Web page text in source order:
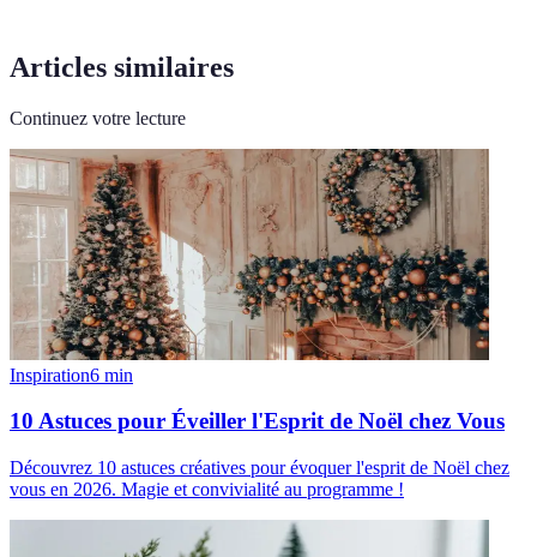
Articles similaires
Continuez votre lecture
Inspiration6 min
10 Astuces pour Éveiller l'Esprit de Noël chez Vous
Découvrez 10 astuces créatives pour évoquer l'esprit de Noël chez
vous en 2026. Magie et convivialité au programme !